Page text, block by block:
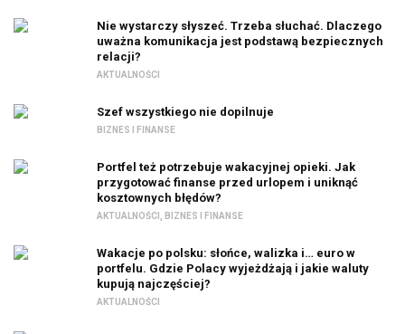
Nie wystarczy słyszeć. Trzeba słuchać. Dlaczego
uważna komunikacja jest podstawą bezpiecznych
relacji?
AKTUALNOŚCI
Szef wszystkiego nie dopilnuje
BIZNES I FINANSE
Portfel też potrzebuje wakacyjnej opieki. Jak
przygotować finanse przed urlopem i uniknąć
kosztownych błędów?
AKTUALNOŚCI BIZNES I FINANSE
Wakacje po polsku: słońce, walizka i… euro w
portfelu. Gdzie Polacy wyjeżdżają i jakie waluty
kupują najczęściej?
AKTUALNOŚCI